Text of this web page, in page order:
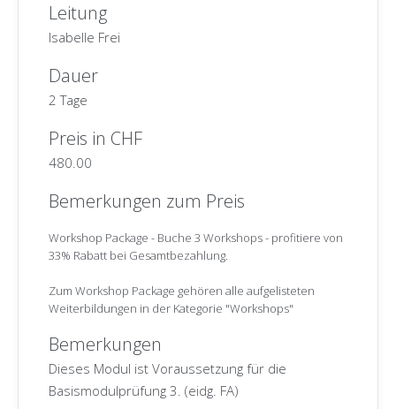
Leitung
Isabelle Frei
Dauer
2 Tage
Preis in CHF
480.00
Bemerkungen zum Preis
Workshop Package - Buche 3 Workshops - profitiere von
33% Rabatt bei Gesamtbezahlung.
Zum Workshop Package gehören alle aufgelisteten
Weiterbildungen in der Kategorie "Workshops"
Bemerkungen
Dieses Modul ist Voraussetzung für die
Basismodulprüfung 3. (eidg. FA)